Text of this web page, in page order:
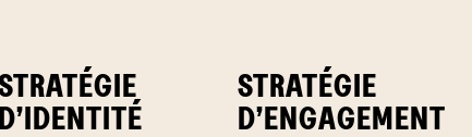
D’IDENTITÉ
STRATÉGIE
D’ENGAGEMENT